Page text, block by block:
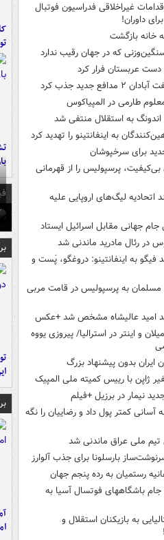
غیراخلاقی فدراسیون فوتبال
داوران!
خانه بازگشت
که در جهان رقیب ندارد
دست عربستان فرار کرد
مدافع جدید جذب کرد
طارمی در المپیاکوس
به استقلال منتفی شد
به اینفانتینو را تهدید کرد
برای سرخپوشان
بی‌کیفیت، پرسپولیس را از قهرمانی
اتحادیه لیگ‌های اروپایی علیه
جهانی مقابل اسرائیل ایستاد
در رئال مادرید ماندنی شد
فیگو به اینفانتینو: دروغگو، پَست‌ و
به پرسپولیس در قامت مربی
امید عالیشاه مشخص شد +عکس
و اینتر در استرالیا/ پیروزی یووه
ژاپن با رییس کمیته ملی المپیک
نیمار در برزیل +فیلم
آسانی کمتر پول داد و رضاییان را نگه
ملی عراق ماندنی شد
بارسلونا برای جذب آلوارز
رستمیان به رده پنجم جهان
باشگاههای فوتسال آسیا به
به بازیکنان استقلال و